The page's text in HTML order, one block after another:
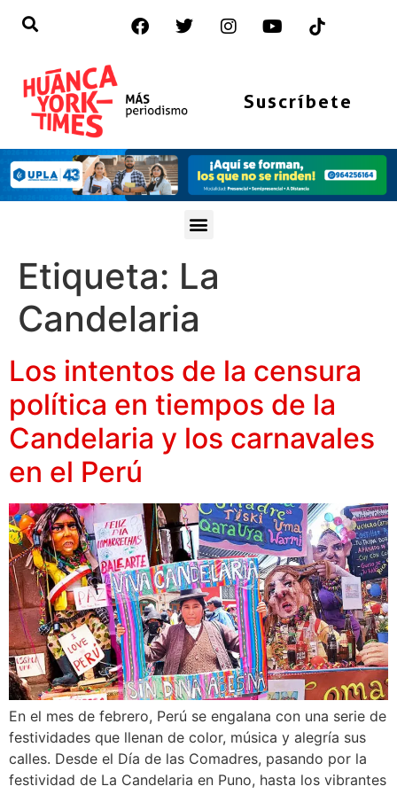
Suscríbete
Etiqueta: La
Candelaria
Los intentos de la censura
política en tiempos de la
Candelaria y los carnavales
en el Perú
En el mes de febrero, Perú se engalana con una serie de
festividades que llenan de color, música y alegría sus
calles. Desde el Día de las Comadres, pasando por la
festividad de La Candelaria en Puno, hasta los vibrantes